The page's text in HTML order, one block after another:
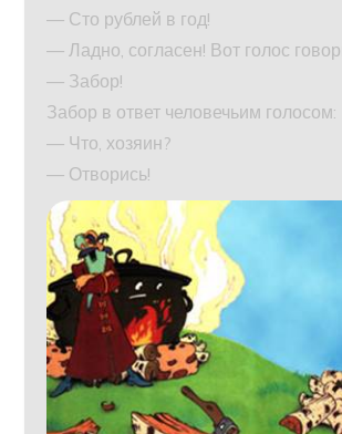
— Сто рублей в год!
— Ладно, согласен! Вот голос
— Забор!
Забор в ответ человечьим голосом:
— Что, хозяин?
— Отворись!